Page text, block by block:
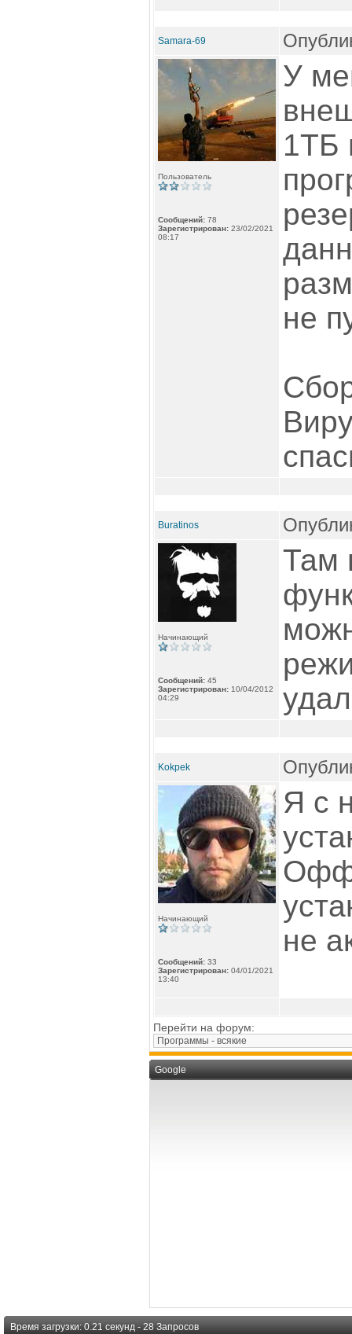
Samara-69
Пользователь
Сообщений: 78
Зарегистрирован: 23/02/2021
08:17
У
1ТБ
не
Buratinos
Начинающий
Сообщений: 45
Зарегистрирован: 10/04/2012
04:29
Там
Kokpek
Начинающий
Сообщений: 33
Зарегистрирован: 04/01/2021
13:40
Я с
не
Перейти на форум:
Google
Время загрузки: 0.21 секунд - 28 Запросов